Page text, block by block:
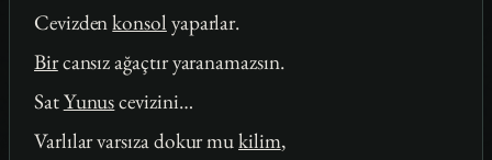
Cevizdenkonsol yaparlar.
Bircansız ağaçtır yaranamazsın.
SatYunuscevizini…
Varlılar varsıza dokur mukilim,